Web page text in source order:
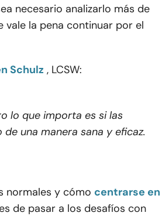
necesario analizarlo más de
la pena continuar por el
Schulz , LCSW:
lo que importa es si las
una manera sana y eficaz.
normales y cómo centrarse en
de pasar a los desafíos con